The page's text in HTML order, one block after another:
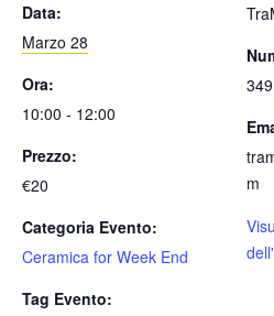
Data:
Marzo 28
Ora:
10:00 - 12:00
Prezzo:
€20
Categoria Evento:
Ceramica for Week End
Tag Evento:
m